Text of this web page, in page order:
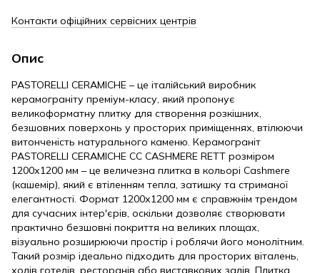
Контакти офіційних сервісних центрів
Опис
PASTORELLI CERAMICHE – це італійський виробник
керамограніту преміум-класу, який пропонує
великоформатну плитку для створення розкішних,
безшовних поверхонь у просторих приміщеннях, втілюючи
витонченість натурального каменю. Керамограніт
PASTORELLI CERAMICHE CC CASHMERE RETT розміром
1200х1200 мм – це величезна плитка в кольорі Cashmere
(кашемір), який є втіленням тепла, затишку та стриманої
елегантності. Формат 1200х1200 мм є справжнім трендом
для сучасних інтер'єрів, оскільки дозволяє створювати
практично безшовні покриття на великих площах,
візуально розширюючи простір і роблячи його монолітним.
Такий розмір ідеально підходить для просторих віталень,
холів готелів, ресторанів або виставкових залів. Плитка